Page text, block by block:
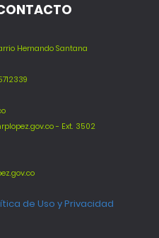
Hernando Santana
- Ext. 3502
de Uso y Privacidad